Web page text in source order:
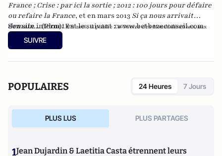
France ; Crise : par ici la sortie ; 2012 : 100 jours pour défaire
ou refaire la France, et en mars 2013 Si ça nous arrivait
demain...(Plon). En2016, il publie La Guerre des Mondialisations, aux
éditions Economica
et en 2017 "La France, ce malade imaginaire"
chez le même éditeur.
Son site internet est le suivant :www.betbezeconseil.com
SUIVRE
POPULAIRES 24 Heures 7 Jours
PLUS LUS PLUS PARTAGES
1Jean Dujardin & Laetitia Casta étrennent leurs